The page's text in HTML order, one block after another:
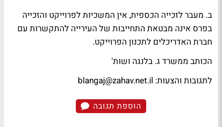
ב. מעבר לזכייה הכספית, אין המשכיות לפרוייקט והזכייה
בפרס אינה מבטאת התחייבות של העירייה להתקשרות עם
חברת האדריכלים לתכנון הפרוייקט.
הכותב ממשרד ג. בלנגה ושות'
לתגובות והצעות: blangaj@zahav.net.il
הוספת תגובה